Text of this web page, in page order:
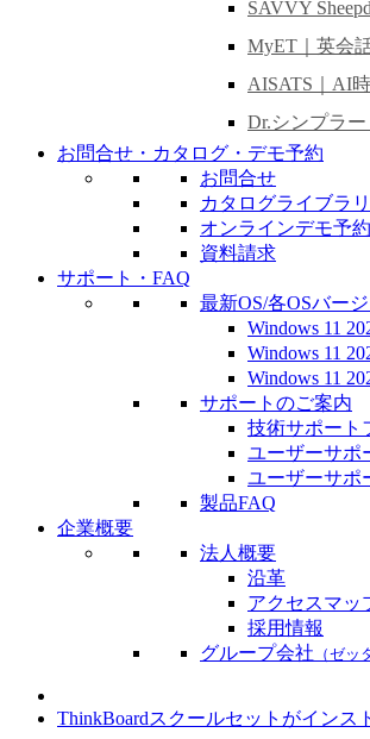
SAVVY
MyET｜英会
AISATS｜AI
Dr.シンプラ
お問合せ・カタログ・デモ予約
お問合せ
カタログライブラ
オンラインデモ予約
資料請求
サポート・FAQ
最新OS/各OSバー
Windows 11
Windows 11
Windows 11
サポートのご案内
技術サポート
ユーザーサポ
ユーザーサポ
製品FAQ
企業概要
法人概要
沿革
アクセスマッ
採用情報
グループ会社 （ゼッ
ThinkBoardスクールセットがインス